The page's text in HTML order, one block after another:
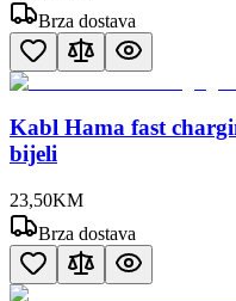
Brza dostava
Kabl Hama fast
bijeli
23,50KM
Brza dostava